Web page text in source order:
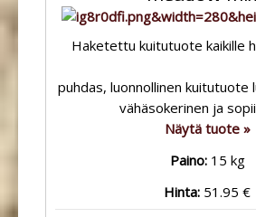
Haketettu kuitutuote kaikille
puhdas, luonnollinen kuitutuote
vähäsokerinen ja
Näytä tuote »
Paino: 15 kg
Hinta: 51.95 €